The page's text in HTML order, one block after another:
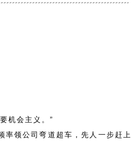
机会主义。”
率领公司弯道超车，先人一步赶上